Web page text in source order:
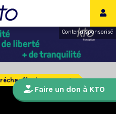
Contenu sponsorisé
les coeurs !
Faire un don à KTO